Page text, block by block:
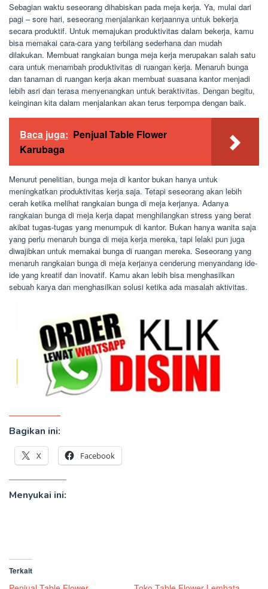
Sebagian waktu seseorang dihabiskan pada meja kerja. Ya, mulai dari
pagi – sore hari, seseorang menjalankan kerjaannya untuk bekerja
secara produktif. Untuk memajukan produktivitas dalam bekerja, kamu
bisa memakai cara-cara yang terbilang sederhana dan mudah
dilakukan. Membuat rangkaian bunga meja kerja merupakan salah satu
cara untuk menambah produktivitas di ruangan kerja. Menaruh bunga
dan tanaman di ruangan kerja akan membuat suasana kantor menjadi
lebih asri dan terasa menyenangkan untuk beraktivitas. Dengan begitu,
keinginan kita dalam menjalankan akan terus terpompa dengan baik.
Baca juga: Penjual Table Flower
Karubaga
Menurut penelitian, bunga meja di kantor bukan hanya untuk
meningkatkan produktivitas kerja saja. Tetapi seseorang akan lebih
cerah ketika melihat rangkaian bunga di meja kerjanya. Adanya
rangkaian bunga di meja kerja dapat menghilangkan stress yang berat
akibat tugas-tugas yang menumpuk di kantor. Bukan hanya wanita saja
yang perlu menaruh bunga di meja kerja mereka, tapi lelaki pun juga
diwajibkan untuk memakai bunga di ruangan mereka. Seseorang yang
menaruh rangkaian bunga di meja kerjanya cenderung menyandang ide-
ide yang kreatif dan inovatif. Kamu akan lebih bisa menghasilkan
sebuah karya dan menghasilkan solusi ketika ada masalah aktivitas.
Bagikan ini:
X Facebook
Menyukai ini:
Terkait